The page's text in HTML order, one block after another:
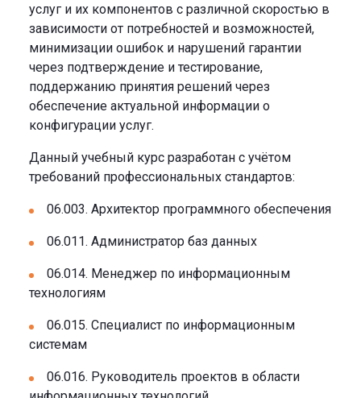
услуг и их компонентов с различной скоростью в
зависимости от потребностей и возможностей,
минимизации ошибок и нарушений гарантии
через подтверждение и тестирование,
поддержанию принятия решений через
обеспечение актуальной информации о
конфигурации услуг.
Данный учебный курс разработан с учётом
требований профессиональных стандартов:
06.003. Архитектор программного обеспечения
06.011. Администратор баз данных
06.014. Менеджер по информационным
технологиям
06.015. Специалист по информационным
системам
06.016. Руководитель проектов в области